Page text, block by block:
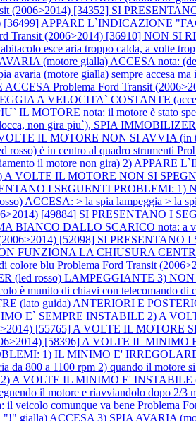
(2006>2014) [34352] SI
[36499] APPARE L`INDICAZIONE
Transit (2006>2014) [36910] NON SI
esce aria troppo calda, a volte
(motore gialla) ACCESA nota:
avaria (motore gialla) sempre accesa
ACCESA Problema Ford Transit
A VELOCITA` COSTANTE
IL MOTORE nota: il motore è stato
non gira piu`), SPIA
IL MOTORE NON SI AVVIA (in
è in centro al quadro strumenti
il motore non gira) 2) APPARE
A VOLTE IL MOTORE NON SI
I SEGUENTI PROBLEMI:
ACCESA: > la spia lampeggia > la
[49884] SI PRESENTANO I
BIANCO DALLO SCARICO nota: a
(2006>2014) [52098] SI
FUNZIONA LA CHIUSURA
colore blu Problema Ford Transit
(led rosso) LAMPEGGIANTE 3)
è munito di chiavi con telecomando di
(lato guida) ANTERIORI E
E` SEMPRE INSTABILE 2) A
[55765] A VOLTE IL MOTORE
[58396] A VOLTE IL MINIMO
1) IL MINIMO E'
800 a 1100 rpm 2) quando il motore si
VOLTE IL MINIMO E' INSTABILE
il motore e riavviandolo dopo 2/3
veicolo comunque va bene Problema
ACCESA 3) SPIA AVARIA